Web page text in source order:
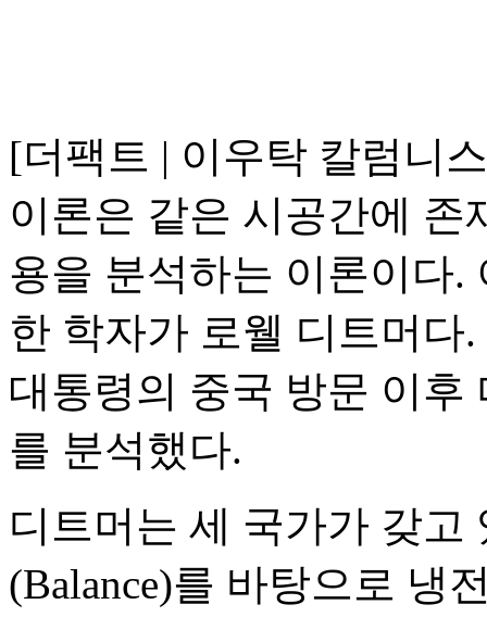
[더팩트 | 이우탁 칼럼니
이론은 같은 시공간에 존
용을 분석하는 이론이다.
한 학자가 로웰 디트머다
대통령의 중국 방문 이후
를 분석했다.
디트머는 세 국가가 갖고
(Balance)를 바탕으로 냉